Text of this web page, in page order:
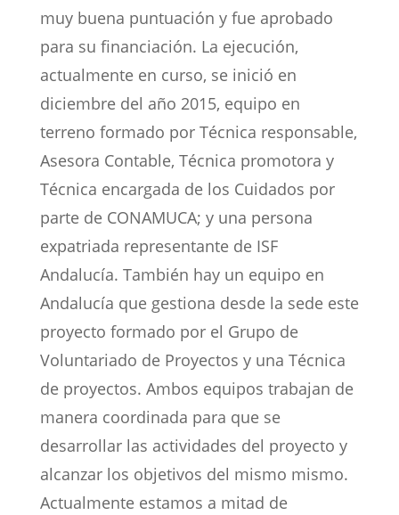
muy buena puntuación y fue aprobado
para su financiación. La ejecución,
actualmente en curso, se inició en
diciembre del año 2015, equipo en
terreno formado por Técnica responsable,
Asesora Contable, Técnica promotora y
Técnica encargada de los Cuidados por
parte de CONAMUCA; y una persona
expatriada representante de ISF
Andalucía. También hay un equipo en
Andalucía que gestiona desde la sede este
proyecto formado por el Grupo de
Voluntariado de Proyectos y una Técnica
de proyectos. Ambos equipos trabajan de
manera coordinada para que se
desarrollar las actividades del proyecto y
alcanzar los objetivos del mismo mismo.
Actualmente estamos a mitad de